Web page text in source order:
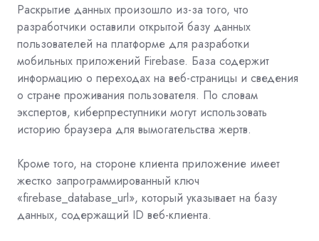
Раскрытие данных произошло из-за того, что
разработчики оставили открытой базу данных
пользователей на платформе для разработки
мобильных приложений Firebase. База содержит
информацию о переходах на веб-страницы и сведения
о стране проживания пользователя. По словам
экспертов, киберпреступники могут использовать
историю браузера для вымогательства жертв.
Кроме того, на стороне клиента приложение имеет
жестко запрограммированный ключ
«firebase_database_url», который указывает на базу
данных, содержащий ID веб-клиента.